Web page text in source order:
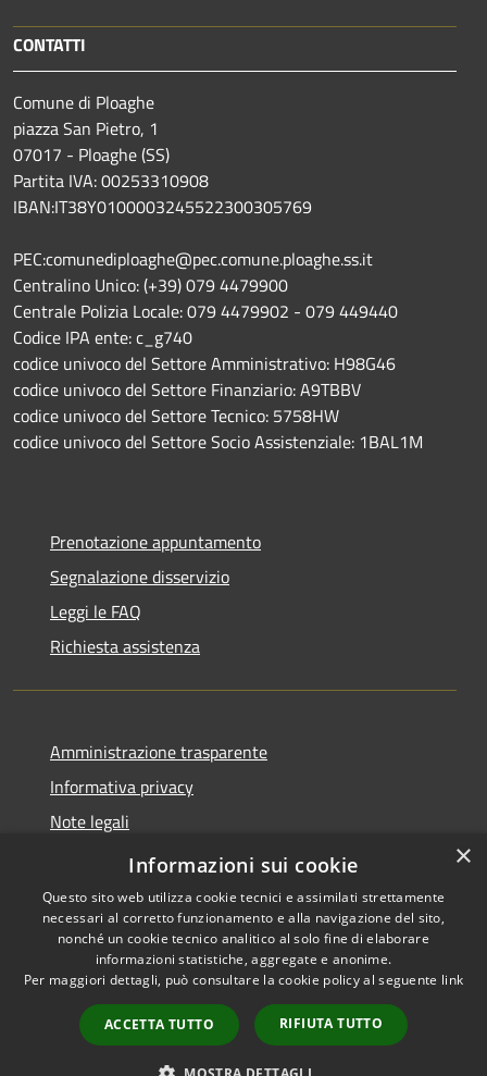
CONTATTI
Comune di Ploaghe
piazza San Pietro, 1
07017 - Ploaghe (SS)
Partita IVA: 00253310908
IBAN:IT38Y0100003245522300305769
PEC:comunediploaghe@pec.comune.ploaghe.ss.it
Centralino Unico: (+39) 079 4479900
Centrale Polizia Locale: 079 4479902 - 079 449440
Codice IPA ente: c_g740
codice univoco del Settore Amministrativo: H98G46
codice univoco del Settore Finanziario: A9TBBV
codice univoco del Settore Tecnico: 5758HW
codice univoco del Settore Socio Assistenziale: 1BAL1M
Prenotazione appuntamento
Segnalazione disservizio
Leggi le FAQ
Richiesta assistenza
Amministrazione trasparente
Informativa privacy
Note legali
Dichiarazione di accessibilità
Accessibilità
Copyright © 2026 • Comune di
Ploaghe • Powered by
Municipium•
Accesso
redazione
×
Informazioni sui cookie
Questo sito web utilizza cookie tecnici e assimilati strettamente
necessari al corretto funzionamento e alla navigazione del sito,
nonché un cookie tecnico analitico al solo fine di elaborare
informazioni statistiche, aggregate e anonime.
Per maggiori dettagli, può consultare la cookie policy al seguente link
ACCETTA TUTTO RIFIUTA TUTTO